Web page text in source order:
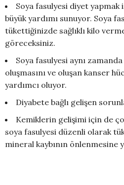
Soya fasulyesi diyet
büyük yardımı sunuyor. Soya
tükettiğinizde sağlıklı kilo
göreceksiniz.
Soya fasulyesi aynı
oluşmasını ve oluşan kanser
yardımcı oluyor.
Diyabete bağlı gelişen
Kemiklerin gelişimi için de
soya fasulyesi düzenli olarak
mineral kaybının önlenmesine